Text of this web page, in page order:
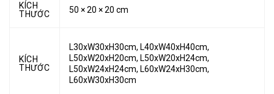
KÍCH
THƯỚC
50 × 20 × 20 cm
KÍCH
THƯỚC
L30xW30xH30cm, L40xW40xH40cm,
L50xW20xH20cm, L50xW20xH24cm,
L50xW24xH24cm, L60xW24xH30cm,
L60xW30xH30cm